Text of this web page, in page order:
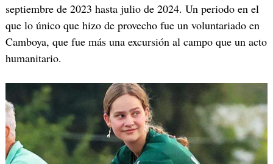
septiembre de 2023 hasta julio de 2024. Un periodo en el
que lo único que hizo de provecho fue un voluntariado en
Camboya, que fue más una excursión al campo que un acto
humanitario.